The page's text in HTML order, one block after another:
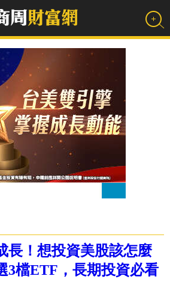
長！想投資美股該怎麼
3檔ETF，長期投資必看